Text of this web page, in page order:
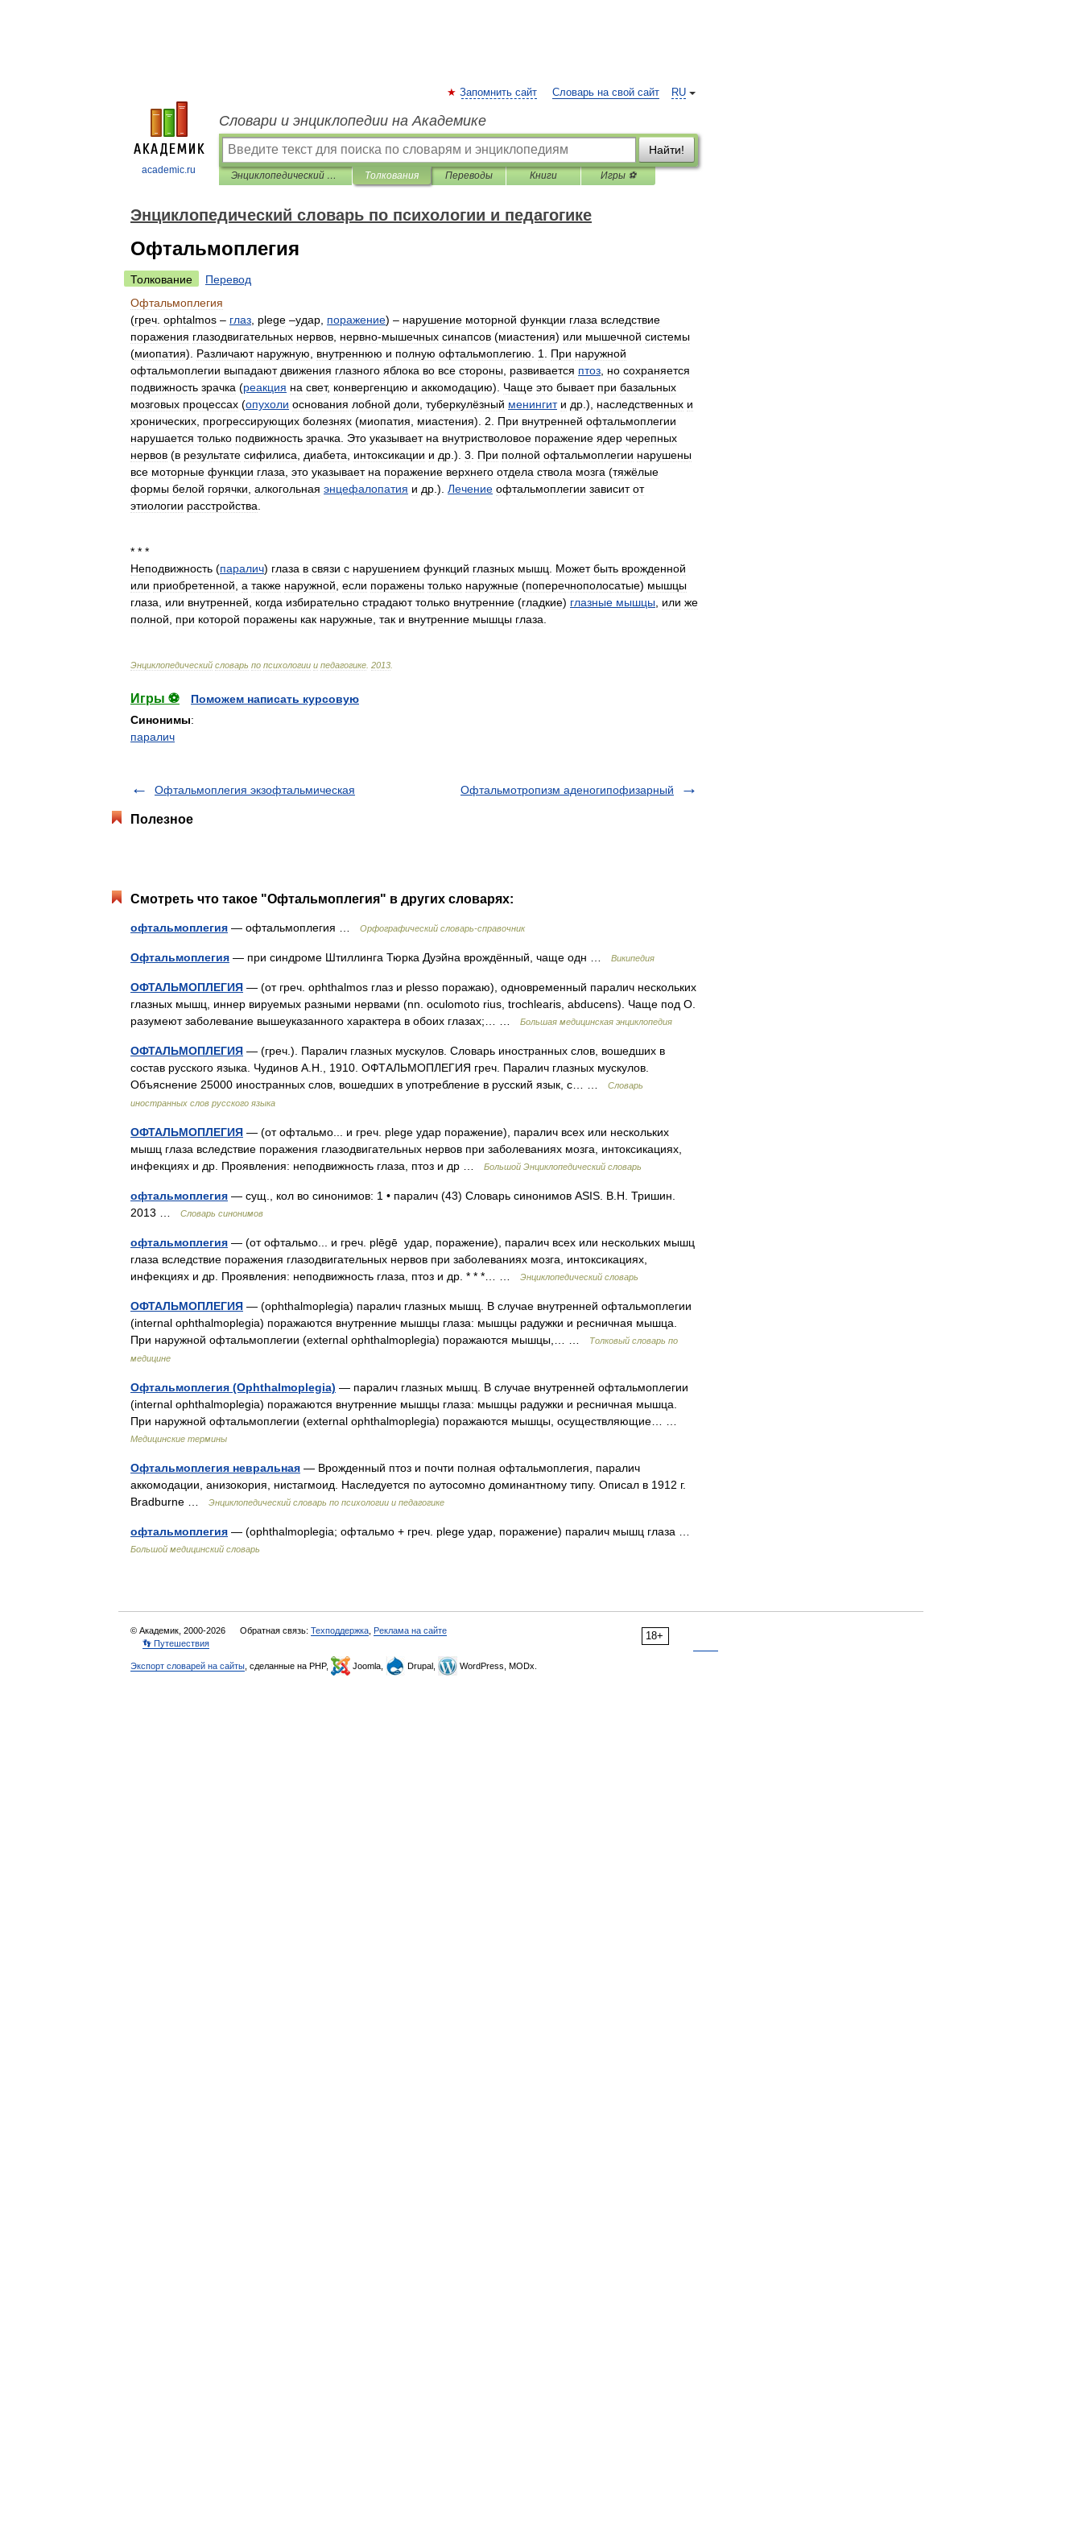
academic.ru
RU
Запомнить сайт Словарь на свой сайт
Словари и энциклопедии на Академике
Найти!
Энциклопедический словарь по психологии и педагогике Толкования Переводы Книги Игры ⚽
Энциклопедический словарь по психологии и педагогике
Офтальмоплегия
Толкование
Перевод
Офтальмоплегия
(греч ophtalmos – глаз plege –удар поражение) – нарушение моторной функции глаза вследствие
поражения глазодвигательных нервов нервно-мышечных синапсов (миастения) или мышечной системы
(миопатия). Различают наружную внутреннюю и полную офтальмоплегию 1 При наружной
офтальмоплегии выпадают движения глазного яблока во все стороны развивается птоз но сохраняется
подвижность зрачка (реакция на свет, конвергенцию и аккомодацию). Чаще это бывает при базальных
мозговых процессах (опухоли основания лобной доли туберкулёзный менингит и др .), наследственных и
хронических прогрессирующих болезнях (миопатия миастения). 2 При внутренней офтальмоплегии
нарушается только подвижность зрачка Это указывает на внутристволовое поражение ядер черепных
нервов (в результате сифилиса диабета интоксикации и др .). 3 При полной офтальмоплегии нарушены
все моторные функции глаза это указывает на поражение верхнего отдела ствола мозга (тяжёлые
формы белой горячки алкогольная энцефалопатия и др .). Лечение офтальмоплегии зависит от
этиологии расстройства
* * *
Неподвижность (паралич) глаза в связи с нарушением функций глазных мышц Может быть врожденной
или приобретенной а также наружной если поражены только наружные (поперечнополосатые) мышцы
глаза
или внутренней когда избирательно страдают только внутренние (гладкие) глазные мышцы или же
полной
при которой поражены как наружные так и внутренние мышцы глаза
Энциклопедический словарь по психологии и педагогике 2013
Игры ⚽
Поможем написать курсовую
Синонимы:
паралич
Офтальмоплегия экзофтальмическая Офтальмотропизм аденогипофизарный
Полезное
Смотреть что такое "Офтальмоплегия" в других словарях:
офтальмоплегия — офтальмоплегия … Орфографический словарь-справочник
Офтальмоплегия — при синдроме Штиллинга Тюрка Дуэйна врождённый, чаще одн … Википедия
ОФТАЛЬМОПЛЕГИЯ — (от греч. ophthalmos глаз и plesso поражаю), одновременный паралич нескольких
глазных мышц, иннер вируемых разными нервами (nn. oculomoto rius, trochlearis, abducens). Чаще под О.
разумеют заболевание вышеуказанного характера в обоих глазах;… …
Большая медицинская энциклопедия
ОФТАЛЬМОПЛЕГИЯ — (греч.). Паралич глазных мускулов. Словарь иностранных слов, вошедших в
состав русского языка. Чудинов А.Н., 1910. ОФТАЛЬМОПЛЕГИЯ греч. Паралич глазных мускулов.
Объяснение 25000 иностранных слов, вошедших в употребление в русский язык, с… …
Словарь
иностранных слов русского языка
ОФТАЛЬМОПЛЕГИЯ — (от офтальмо... и греч. plege удар поражение), паралич всех или нескольких
мышц глаза вследствие поражения глазодвигательных нервов при заболеваниях мозга, интоксикациях,
инфекциях и др. Проявления: неподвижность глаза, птоз и др …
Большой Энциклопедический словарь
офтальмоплегия — сущ., кол во синонимов: 1 • паралич (43) Словарь синонимов ASIS. В.Н. Тришин.
2013 …
Словарь синонимов
офтальмоплегия — (от офтальмо... и греч. plēgē удар, поражение), паралич всех или нескольких мышц
глаза вследствие поражения глазодвигательных нервов при заболеваниях мозга, интоксикациях,
инфекциях и др. Проявления: неподвижность глаза, птоз и др. * * *… …
Энциклопедический словарь
ОФТАЛЬМОПЛЕГИЯ — (ophthalmoplegia) паралич глазных мышц. В случае внутренней офтальмоплегии
(internal ophthalmoplegia) поражаются внутренние мышцы глаза: мышцы радужки и ресничная мышца.
При наружной офтальмоплегии (external ophthalmoplegia) поражаются мышцы,… …
Толковый словарь по
медицине
Офтальмоплегия (Ophthalmoplegia) — паралич глазных мышц. В случае внутренней офтальмоплегии
(internal ophthalmoplegia) поражаются внутренние мышцы глаза: мышцы радужки и ресничная мышца.
При наружной офтальмоплегии (external ophthalmoplegia) поражаются мышцы, осуществляющие… …
Медицинские термины
Офтальмоплегия невральная — Врожденный птоз и почти полная офтальмоплегия, паралич
аккомодации, анизокория, нистагмоид. Наследуется по аутосомно доминантному типу. Описал в 1912 г.
Bradburne …
Энциклопедический словарь по психологии и педагогике
офтальмоплегия — (ophthalmoplegia; офтальмо + греч. plege удар, поражение) паралич мышц глаза …
Большой медицинский словарь
18+
© Академик, 2000-2026 Обратная связь: Техподдержка Реклама на сайте
👣 Путешествия
Экспорт словарей на сайты , сделанные на PHP, Joomla, Drupal, WordPress, MODx.